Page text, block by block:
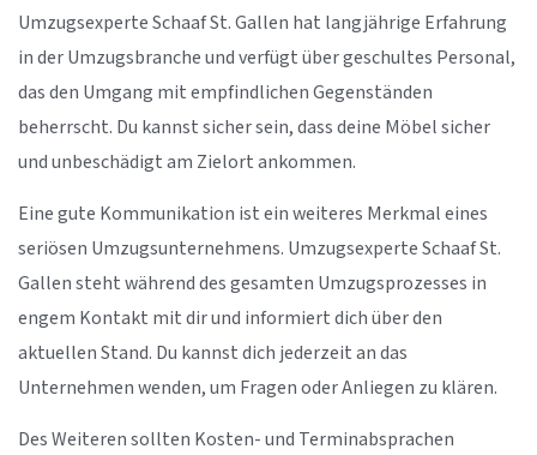
Umzugsexperte Schaaf St. Gallen hat langjährige Erfahrung
in der Umzugsbranche und verfügt über geschultes Personal,
das den Umgang mit empfindlichen Gegenständen
beherrscht. Du kannst sicher sein, dass deine Möbel sicher
und unbeschädigt am Zielort ankommen.
Eine gute Kommunikation ist ein weiteres Merkmal eines
seriösen Umzugsunternehmens. Umzugsexperte Schaaf St.
Gallen steht während des gesamten Umzugsprozesses in
engem Kontakt mit dir und informiert dich über den
aktuellen Stand. Du kannst dich jederzeit an das
Unternehmen wenden, um Fragen oder Anliegen zu klären.
Des Weiteren sollten Kosten- und Terminabsprachen